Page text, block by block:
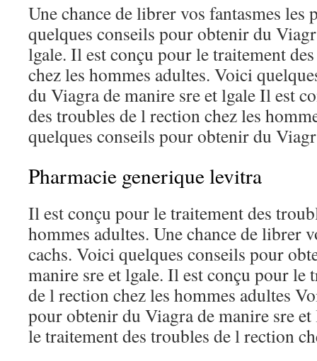
Une chance de librer vos fantasmes les
quelques conseils pour obtenir du
lgale. Il est conçu pour le traitement
chez les hommes adultes. Voici
du Viagra de manire sre et lgale Il est
des troubles de l rection chez les
quelques conseils pour obtenir du
Pharmacie generique levitra
Il est conçu pour le traitement des
hommes adultes. Une chance de librer
cachs. Voici quelques conseils pour
manire sre et lgale. Il est conçu pour le
de l rection chez les hommes adultes
pour obtenir du Viagra de manire sre
le traitement des troubles de l rection